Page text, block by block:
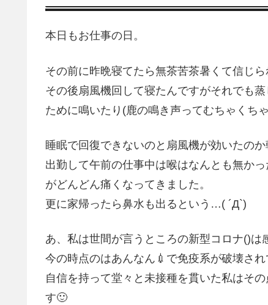
本日もお仕事の日。
その前に昨晩寝てたら無茶苦茶暑くて信じ
その後扇風機回して寝たんですがそれでも
ために鳴いたり(鹿の鳴き声ってむちゃくち
睡眠で回復できないのと扇風機が効いたのか
出勤して午前の仕事中は喉はなんとも無か
がどんどん痛くなってきました。
更に家帰ったら鼻水も出るという…( ´Д`)
あ、私は世間が言うところの新型コロナ()は
今の時点のはあんなん💉で免疫系が破壊さ
自信を持って堂々と未接種を貫いた私はそ
す🙂